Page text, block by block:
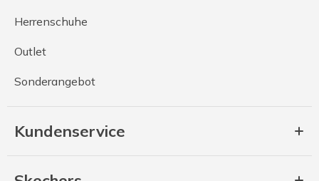
Herrenschuhe
Outlet
Sonderangebot
Kundenservice